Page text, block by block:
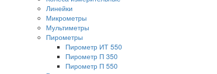
Линейки
Микрометры
Мультиметры
Пирометры
Пирометр ИТ 550
Пирометр П 350
Пирометр П 550